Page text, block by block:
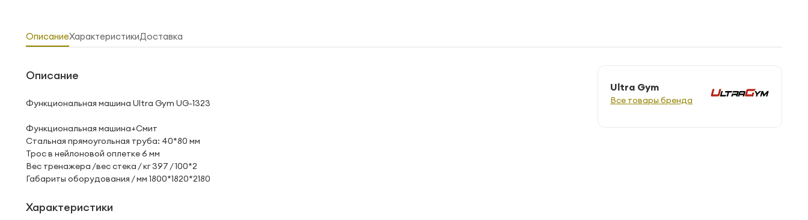
ОписаниеХарактеристикиДоставка
Описание
Функциональная машина Ultra Gym UG-1323
Функциональная машина+Смит
Стальная прямоугольная труба: 40*80 мм
Трос в нейлоновой оплетке 6 мм
Вес тренажера /вес стека / кг 397 / 100*2
Габариты оборудования / мм 1800*1820*2180
Характеристики
Ultra Gym
Все товары бренда